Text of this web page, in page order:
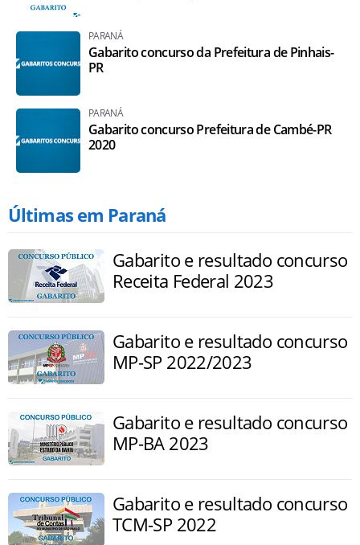
PARANÁ
Gabarito concurso da Prefeitura de Pinhais-
PR
PARANÁ
Gabarito concurso Prefeitura de Cambé-PR
2020
Últimas em Paraná
Gabarito e resultado concurso
Receita Federal 2023
Gabarito e resultado concurso
MP-SP 2022/2023
Gabarito e resultado concurso
MP-BA 2023
Gabarito e resultado concurso
TCM-SP 2022